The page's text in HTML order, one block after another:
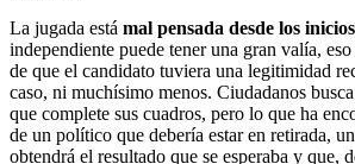
La jugada está mal pensada desde los inicios
independiente puede tener una gran valía,
de que el candidato tuviera una legitimidad
caso, ni muchísimo menos. Ciudadanos
que complete sus cuadros, pero lo que ha
de un político que debería estar en retirada,
obtendrá el resultado que se esperaba y que,